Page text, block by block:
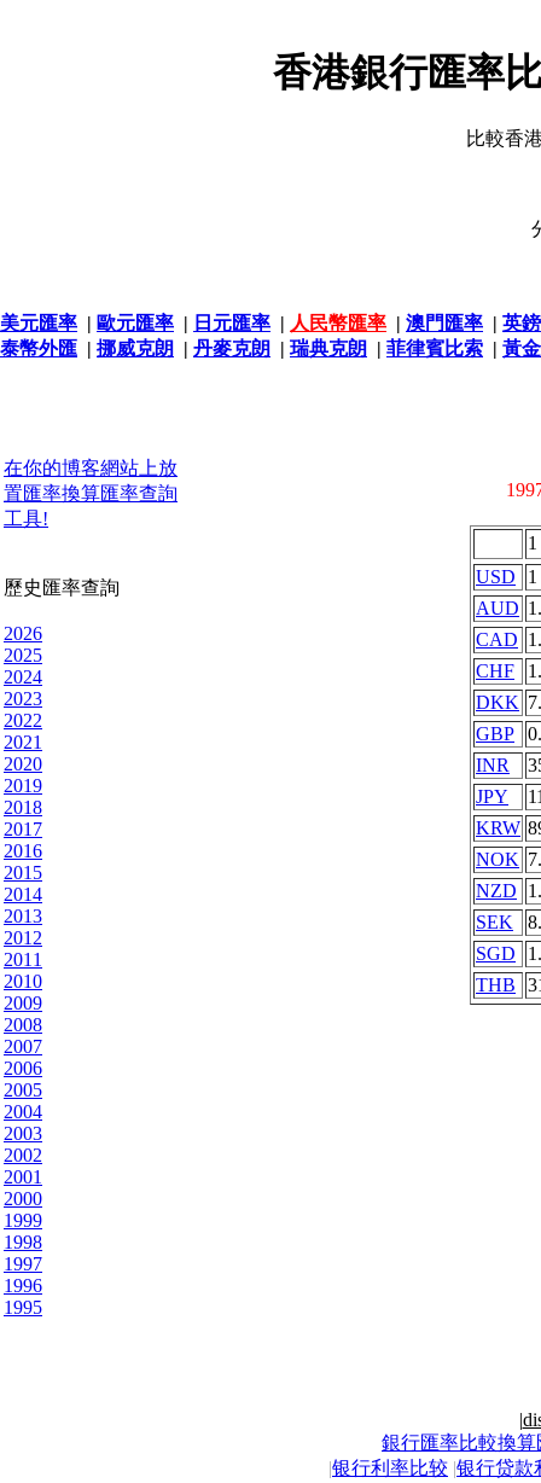
香港銀行匯率
比較香
美元匯率 | 歐元匯率 | 日元匯率 | 人民幣匯率 | 澳門匯率 | 英
泰幣外匯 | 挪威克朗 | 丹麥克朗 | 瑞典克朗 | 菲律賓比索 | 黃
在你的博客網站上放
置匯率換算匯率查詢
工具!
歷史匯率查詢
2026
2025
2024
2023
2022
2021
2020
2019
2018
2017
2016
2015
2014
2013
2012
2011
2010
2009
2008
2007
2006
2005
2004
2003
2002
2001
2000
1999
1998
1997
1996
1995
1
USD
1
AUD
CAD
CHF
DKK
GBP
INR
JPY
KRW
NOK
NZD
SEK
SGD
THB
|
銀行匯率比較換算
|银行利率比较 |银行贷款